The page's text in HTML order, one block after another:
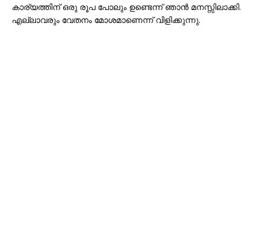
കാര്യത്തിന് ഒരു രൂപ പോലും ഉണ്ടെന്ന് ഞാൻ മനസ്സിലാക്കി.
എല്ലാവരും വേതനം മോശമാണെന്ന് വിളിക്കുന്നു.